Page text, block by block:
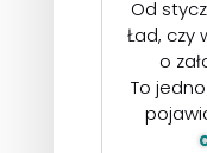
Od
Ład,
o
To